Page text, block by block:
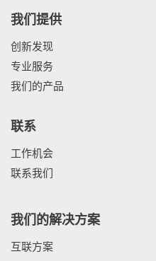
我们提供
创新发现
专业服务
我们的产品
联系
工作机会
联系我们
我们的解决方案
互联方案